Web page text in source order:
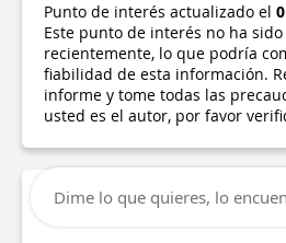
Punto de interés actualizado el
Este punto de interés no ha
recientemente, lo que podría
fiabilidad de esta información.
informe y tome todas las
usted es el autor, por favor
Dime lo que quieres, lo